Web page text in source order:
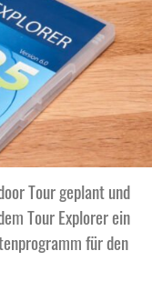
Tour geplant und
Tour Explorer ein
für den